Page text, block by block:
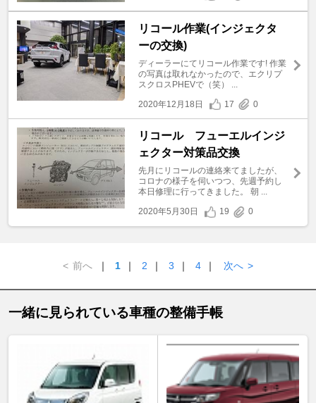
リコール作業(インジェクタ
ーの交換)
ディーラーにてリコール作業です! 作業
の写真は取れなかったので、エクリプ
スクロスPHEVで（笑） ...
2020年12月18日
17 0
リコール フューエルインジ
ェクター対策品交換
先月にリコールの連絡来てましたが、
コロナの様子を伺いつつ、先週予約し
本日修理に行ってきました。 朝 ...
2020年5月30日
19 0
< 前へ ｜ 1 ｜ 2 ｜ 3 ｜ 4 ｜ 次へ >
一緒に見られている車種の整備手帳